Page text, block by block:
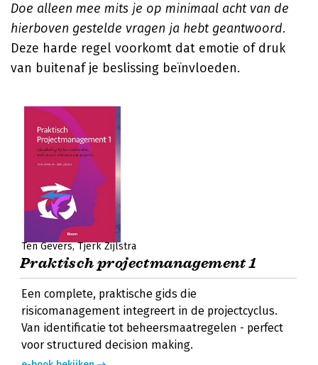
Doe alleen mee mits je op minimaal acht van de
hierboven gestelde vragen ja hebt geantwoord.
Deze harde regel voorkomt dat emotie of druk
van buitenaf je beslissing beïnvloeden.
Ten Gevers Tjerk Zijlstra
Praktisch projectmanagement 1
Een complete, praktische gids die
risicomanagement integreert in de projectcyclus.
Van identificatie tot beheersmaatregelen - perfect
voor structured decision making.